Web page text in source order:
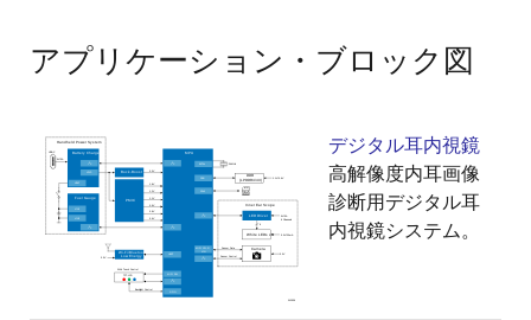
アプリケーション・ブロック図
デジタル耳内視鏡
高解像度内耳画像
診断用デジタル耳
内視鏡システム。